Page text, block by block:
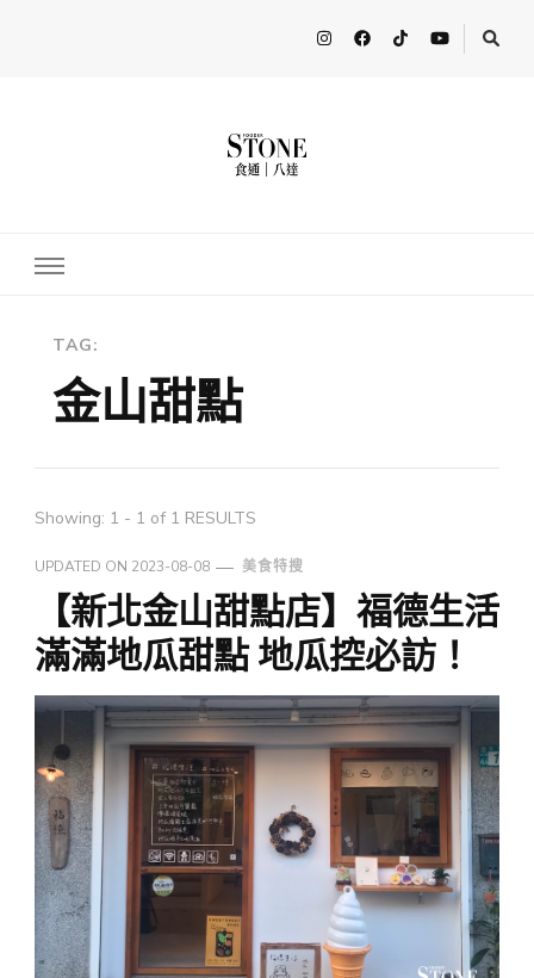
多人分享最新的消息！ FooderstoneTW，一個為了分享吃喝玩樂資
TAG:
金山甜點
Showing: 1 - 1 of 1 RESULTS
UPDATED ON 2023-08-08 美食特搜
【新北金山甜點店】福德生活
滿滿地瓜甜點 地瓜控必訪！